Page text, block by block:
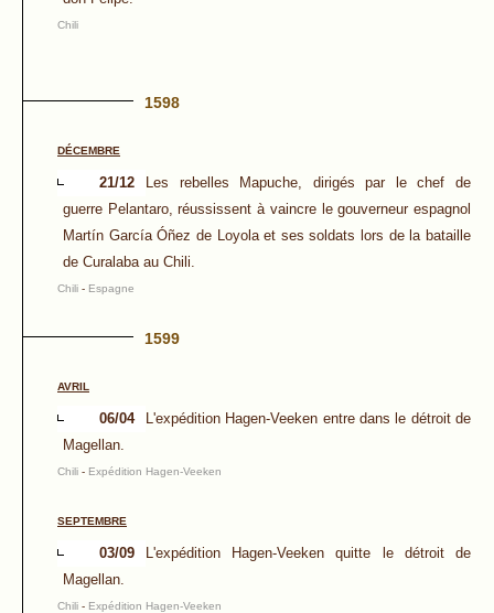
Chili
1598
DÉCEMBRE
21/12
Les rebelles Mapuche, dirigés par le chef de
guerre Pelantaro, réussissent à vaincre le gouverneur espagnol
Martín García Óñez de Loyola et ses soldats lors de la bataille
de Curalaba au Chili.
Chili - Espagne
1599
AVRIL
06/04
L'expédition Hagen-Veeken entre dans le détroit de
Magellan.
Chili - Expédition Hagen-Veeken
SEPTEMBRE
03/09
L'expédition Hagen-Veeken quitte le détroit de
Magellan.
Chili - Expédition Hagen-Veeken